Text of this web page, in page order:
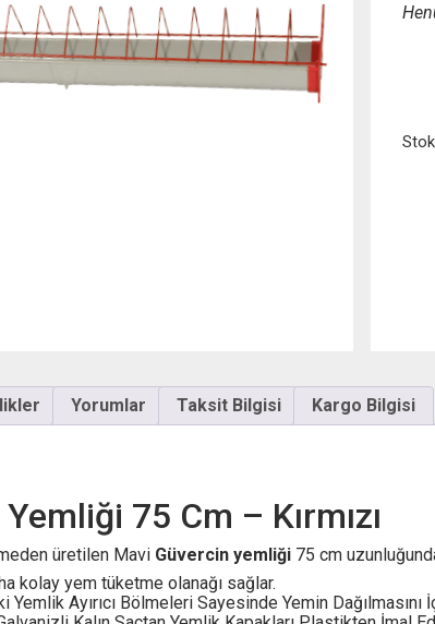
Yorumlar Taksit Bilgisi Kargo Bilgisi
75 Cm – Kırmızı
üretilen Mavi Güvercin yemliği75 cm
kolay yem tüketme olanağı sağlar.
Yemlik Ayırıcı Bölmeleri Sayesinde Yemin